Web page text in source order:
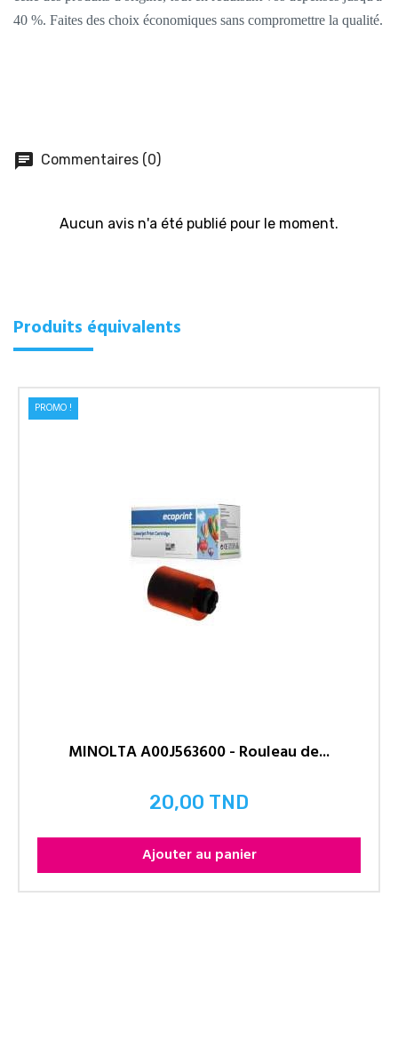
40 %. Faites des choix économiques sans compromettre la qualité.
chat Commentaires (0)
Aucun avis n'a été publié pour le moment.
Produits équivalents
MINOLTA A00J563600 - Rouleau de...
Prix
20,00 TND
Ajouter au panier
PROMO !